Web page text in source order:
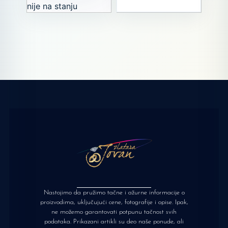
nije na stanju
Nastojimo da pružimo tačne i ažurne informacije o
proizvodima, uključujući cene, fotografije i opise. Ipak,
ne možemo garantovati potpunu tačnost svih
podataka. Prikazani artikli su deo naše ponude, ali